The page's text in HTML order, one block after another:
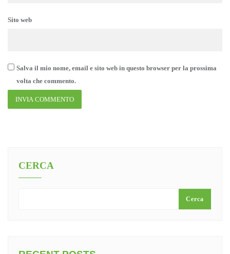
Sito web
Salva il mio nome, email e sito web in questo browser per la prossima
volta che commento.
CERCA
Cerca